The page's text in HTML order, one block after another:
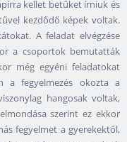
kellet betűket írniuk és
kezdődő képek voltak.
A feladat elvégzése
a csoportok bemutatták
még egyéni feladatokat
a fegyelmezés okozta a
hangosak voltak,
szerint ez ekkor
fegyelmet a gyerekektől,